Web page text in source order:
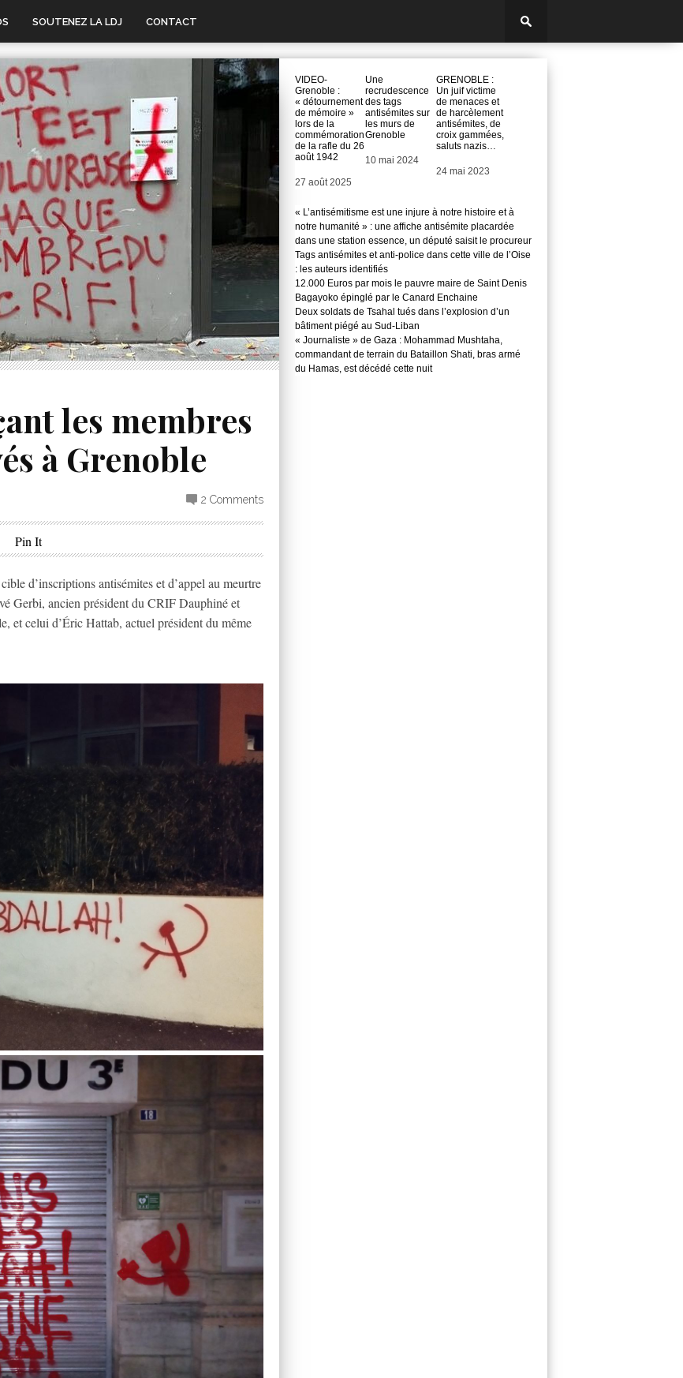
SOUTENEZ LA LDJ CONTACT
les membres
à Grenoble
2 Comments
Pin It
d’inscriptions antisémites et d’appel au meurtre
Gerbi, ancien président du CRIF Dauphiné et
et celui d’Éric Hattab, actuel président du même
VIDEO-
Grenoble :
« détournement
de mémoire »
lors de la
commémoration
de la rafle du 26
août 1942
Date
27 août 2025
Une
recrudescence
des tags
antisémites sur
les murs de
Grenoble
Date
10 mai 2024
GRENOBLE :
Un juif victime
de menaces et
de harcèlement
antisémites, de
croix gammées,
saluts nazis…
Date
24 mai 2023
« L’antisémitisme est une injure à notre histoire et à
notre humanité » : une affiche antisémite placardée
dans une station essence, un député saisit le procureur
Tags antisémites et anti-police dans cette ville de l’Oise
: les auteurs identifiés
12.000 Euros par mois le pauvre maire de Saint Denis
Bagayoko épinglé par le Canard Enchaine
Deux soldats de Tsahal tués dans l’explosion d’un
bâtiment piégé au Sud-Liban
« Journaliste » de Gaza : Mohammad Mushtaha,
commandant de terrain du Bataillon Shati, bras armé
du Hamas, est décédé cette nuit